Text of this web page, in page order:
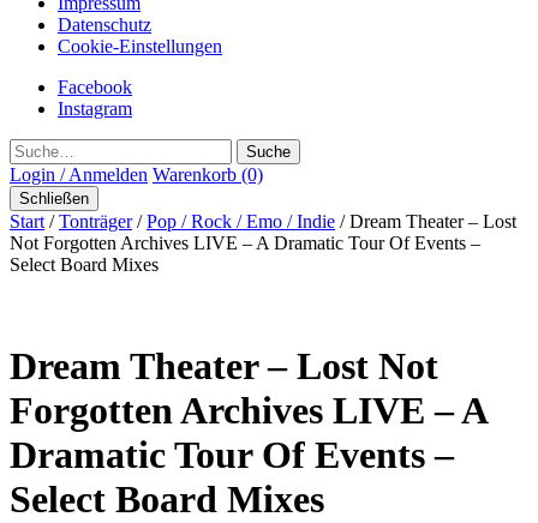
Datenschutz
Cookie-Einstellungen
Facebook
Instagram
Suche
Login / Anmelden Warenkorb (0)
Schließen
Start /Tonträger/Pop / Rock / Emo / Indie / Dream Theater – Lost
Not Forgotten Archives LIVE – A Dramatic Tour Of Events –
Select Board Mixes
Dream Theater – Lost Not
Forgotten Archives LIVE – A
Dramatic Tour Of Events –
Select Board Mixes